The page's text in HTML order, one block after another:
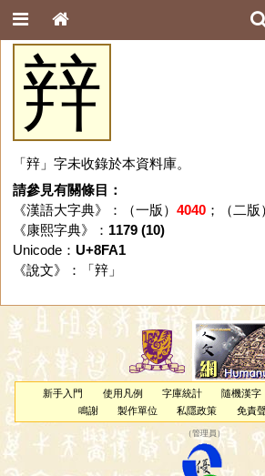
辡
「辡」字未收錄於本資料庫。
請參見有關條目：
《漢語大字典》：（一版） 4040；（二版
《康熙字典》： 1179 (10)
Unicode： U+8FA1
《說文》：「 辡」
新手入門 使用凡例 字庫統計 隨機漢字
鳴謝
製作單位 私隱政策 免責
（管理員 ）